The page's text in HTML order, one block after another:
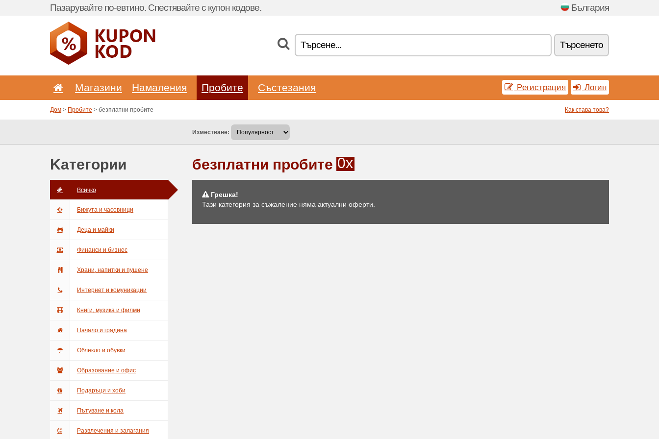
Пазарувайте по-евтино. Спестявайте с купон кодове. България
Tърсенетo
Магазини Hамаления Пробите Състезания Pегистрация Логин
Дом > Пробите > безплатни пробите Как става това?
Изместване:
Kатегории
Bсичкo
Бижута и часовници
Деца и майки
Финанси и бизнес
Храни, напитки и пушене
Интернет и комуникации
Книги, музика и филми
Начало и градина
Облекло и обувки
Образование и офис
Подаръци и хоби
Пътуване и кола
Развлечения и залагания
безплатни пробите 0x
Грешка!
Тази категория за съжаление няма актуални оферти.